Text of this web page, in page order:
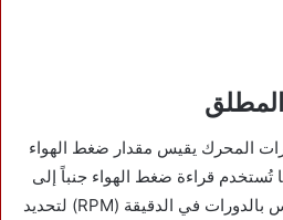
المحرك يقيس مقدار ضغط الهواء
تُستخدم قراءة ضغط الهواء جنباً إلى
جنب مع سرعة المحرك وتقاس بالدورات في الدقيقة (RPM) لتحديد